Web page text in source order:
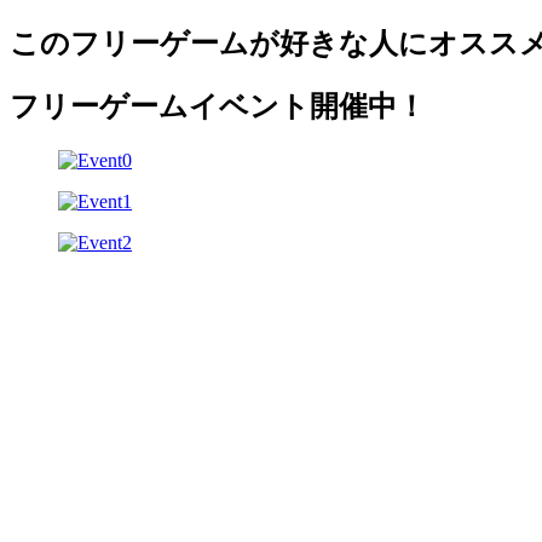
このフリーゲームが好きな人にオスス
フリーゲームイベント開催中！